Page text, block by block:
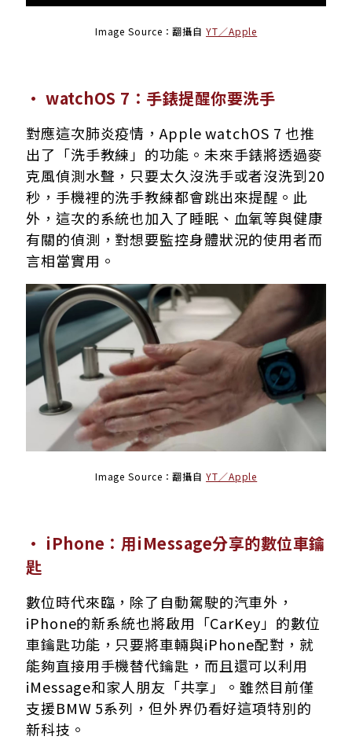
Image Source：翻攝自YT／Apple
· watchOS 7：手錶提醒你要洗手
對應這次肺炎疫情，Apple watchOS 7 也推
出了「洗手教練」的功能。未來手錶將透過麥
克風偵測水聲，只要太久沒洗手或者沒洗到20
秒，手機裡的洗手教練都會跳出來提醒。此
外，這次的系統也加入了睡眠、血氧等與健康
有關的偵測，對想要監控身體狀況的使用者而
言相當實用。
Image Source：翻攝自YT／Apple
· iPhone：用iMessage分享的數位車鑰
匙
數位時代來臨，除了自動駕駛的汽車外，
iPhone的新系統也將啟用「CarKey」的數位
車鑰匙功能，只要將車輛與iPhone配對，就
能夠直接用手機替代鑰匙，而且還可以利用
iMessage和家人朋友「共享」。雖然目前僅
支援BMW 5系列，但外界仍看好這項特別的
新科技。